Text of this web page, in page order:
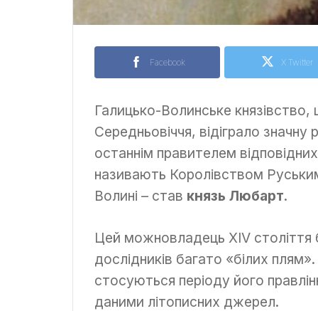
Facebook X Twitter
Галицько-Волинське
Середньовіччя, відіграло значну
останнім правителем
називають Королівством
Волині – став князь Любарт.
Цей можновладець XIV століття
дослідників багато «білих
стосуються періоду його
даними літописних джерел.